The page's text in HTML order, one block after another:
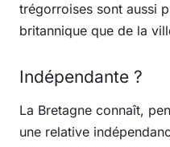
trégorroises sont aussi
britannique que de la
Indépendante ?
La Bretagne connaît,
une relative